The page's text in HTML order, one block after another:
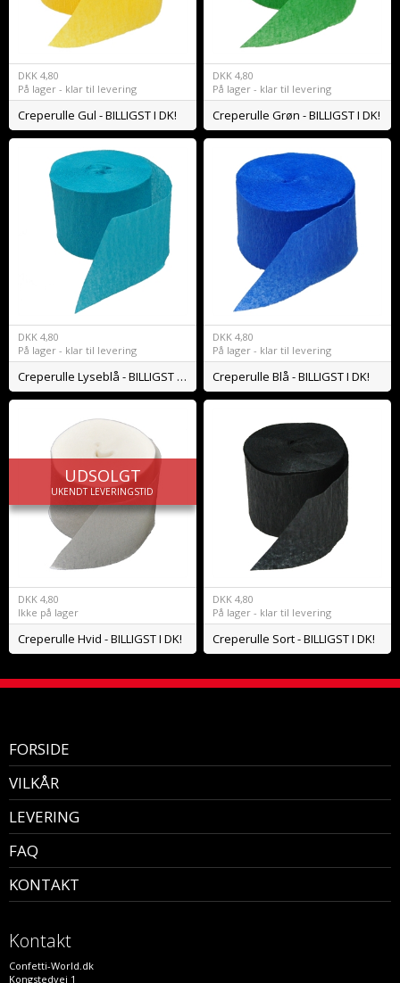
DKK 4,80
På lager - klar til levering
Creperulle Gul - BILLIGST I DK!
DKK 4,80
På lager - klar til levering
Creperulle Grøn - BILLIGST I DK!
DKK 4,80
På lager - klar til levering
Creperulle Lyseblå - BILLIGST I DK!
DKK 4,80
På lager - klar til levering
Creperulle Blå - BILLIGST I DK!
UDSOLGT
UKENDT LEVERINGSTID
DKK 4,80
Ikke på lager
Creperulle Hvid - BILLIGST I DK!
DKK 4,80
På lager - klar til levering
Creperulle Sort - BILLIGST I DK!
FORSIDE
VILKÅR
LEVERING
FAQ
KONTAKT
Kontakt
Confetti-World.dk
Kongstedvej 1